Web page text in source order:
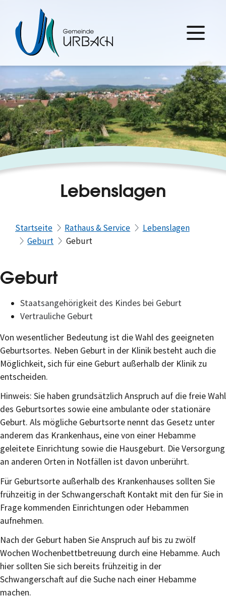
Lebenslagen
Startseite Rathaus & Service
Lebenslagen
Geburt
Geburt
Geburt
Staatsangehörigkeit des Kindes bei Geburt
Vertrauliche Geburt
Von wesentlicher Bedeutung ist die Wahl des geeigneten
Geburtsortes. Neben Geburt in der Klinik besteht auch die
Möglichkeit, sich für eine Geburt außerhalb der Klinik zu
entscheiden.
Hinweis: Sie haben grundsätzlich Anspruch auf die freie Wahl
des Geburtsortes sowie eine ambulante oder stationäre
Geburt. Als mögliche Geburtsorte nennt das Gesetz unter
anderem das Krankenhaus, eine von einer Hebamme
geleitete Einrichtung sowie die Hausgeburt. Die Versorgung
an anderen Orten in Notfällen ist davon unberührt.
Für Geburtsorte außerhalb des Krankenhauses sollten Sie
frühzeitig in der Schwangerschaft Kontakt mit den für Sie in
Frage kommenden Einrichtungen oder Hebammen
aufnehmen.
Nach der Geburt haben Sie Anspruch auf bis zu zwölf
Wochen Wochenbettbetreuung durch eine Hebamme. Auch
hier sollten Sie sich bereits frühzeitig in der
Schwangerschaft auf die Suche nach einer Hebamme
machen.